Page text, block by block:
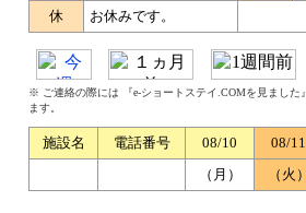
休
お休みです。
※ ご連絡の際には 『e-ショートステイ.COMを見まし
ます。
施設名 電話番号 08/10
08/11
（月）
（火